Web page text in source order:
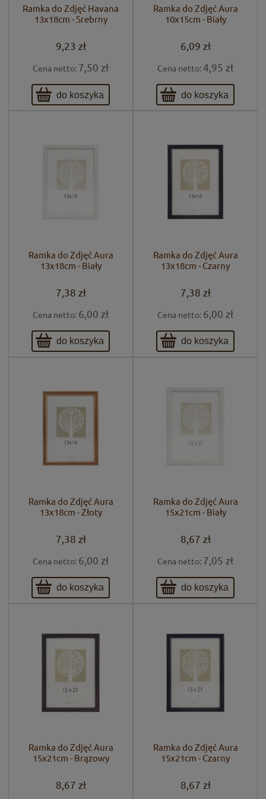
Ramka do Zdjęć Havana
13x18cm - Srebrny
9,23 zł
Cena netto: 7,50 zł
do koszyka
Ramka do Zdjęć Aura
10x15cm - Biały
6,09 zł
Cena netto: 4,95 zł
do koszyka
Ramka do Zdjęć Aura
13x18cm - Biały
7,38 zł
Cena netto: 6,00 zł
do koszyka
Ramka do Zdjęć Aura
13x18cm - Czarny
7,38 zł
Cena netto: 6,00 zł
do koszyka
Ramka do Zdjęć Aura
13x18cm - Złoty
7,38 zł
Cena netto: 6,00 zł
do koszyka
Ramka do Zdjęć Aura
15x21cm - Biały
8,67 zł
Cena netto: 7,05 zł
do koszyka
Ramka do Zdjęć Aura
15x21cm - Brązowy
8,67 zł
Ramka do Zdjęć Aura
15x21cm - Czarny
8,67 zł